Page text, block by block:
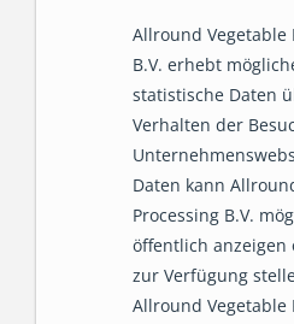
Allround Vegetable
B.V. erhebt
statistische Daten
Verhalten der
Daten kann
Processing B.V.
öffentlich anzeigen
zur Verfügung
Allround Vegetable